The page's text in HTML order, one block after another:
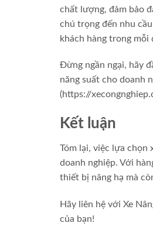
chất lượng, đảm bảo
chú trọng đến nhu
khách hàng trong mỗi
Đừng ngần ngại, hãy
năng suất cho doanh
(https://
Kết luận
Tóm lại, việc lựa chọn
doanh nghiệp. Với
thiết bị nâng hạ mà
Hãy liên hệ với Xe
của bạn!